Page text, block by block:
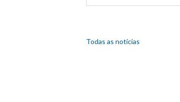
Todas as notícias